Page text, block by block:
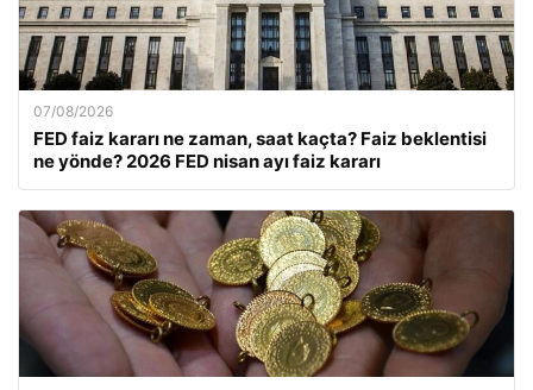
07/08/2026
FED faiz kararı ne zaman, saat kaçta? Faiz beklentisi
ne yönde? 2026 FED nisan ayı faiz kararı